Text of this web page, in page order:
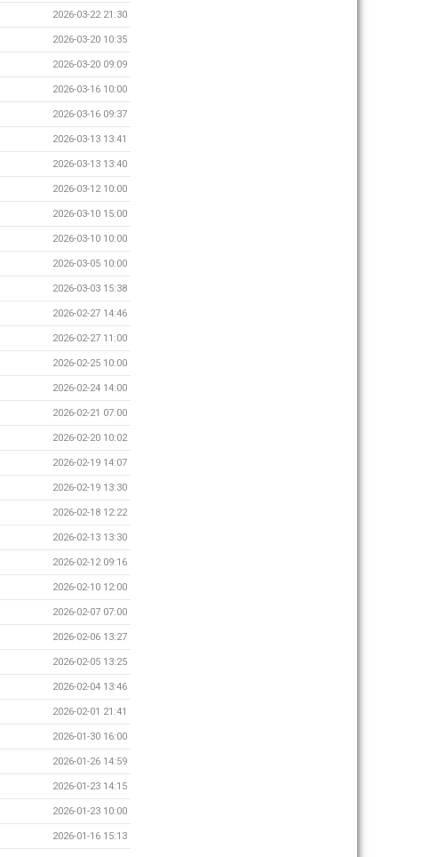
2026-03-22 21:30
2026-03-20 10:35
2026-03-20 09:09
2026-03-16 10:00
2026-03-16 09:37
2026-03-13 13:41
2026-03-13 13:40
2026-03-12 10:00
2026-03-10 15:00
2026-03-10 10:00
2026-03-05 10:00
2026-03-03 15:38
2026-02-27 14:46
2026-02-27 11:00
2026-02-25 10:00
2026-02-24 14:00
2026-02-21 07:00
2026-02-20 10:02
2026-02-19 14:07
2026-02-19 13:30
2026-02-18 12:22
2026-02-13 13:30
2026-02-12 09:16
2026-02-10 12:00
2026-02-07 07:00
2026-02-06 13:27
2026-02-05 13:25
2026-02-04 13:46
2026-02-01 21:41
2026-01-30 16:00
2026-01-26 14:59
2026-01-23 14:15
2026-01-23 10:00
2026-01-16 15:13